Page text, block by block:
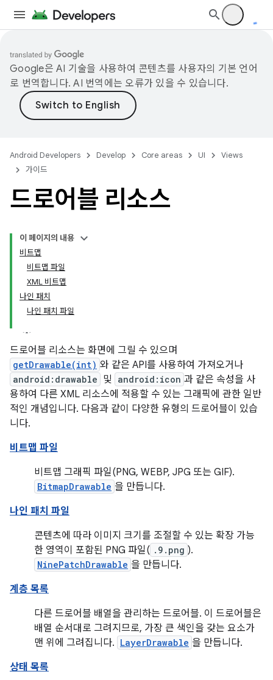
Google은 AI 기술을 사용하여 콘텐츠를 사용자의 기본 언어
로 번역합니다. AI 번역에는 오류가 있을 수 있습니다.
Android Developers Develop Core areas UI
Views
가이드
드로어블 리소스
이 페이지의 내용
비트맵
비트맵 파일
XML 비트맵
나인 패치
나인 패치 파일
드로어블 리소스는 화면에 그릴 수 있으며
getDrawable(int) 와 같은 API를 사용하여 가져오거나
android:drawable 및 android:icon 과 같은 속성을 사
용하여 다른 XML 리소스에 적용할 수 있는 그래픽에 관한 일반
적인 개념입니다. 다음과 같이 다양한 유형의 드로어블이 있습
니다.
비트맵 파일
비트맵 그래픽 파일(PNG, WEBP, JPG 또는 GIF).
BitmapDrawable 을 만듭니다.
나인 패치 파일
콘텐츠에 따라 이미지 크기를 조절할 수 있는 확장 가능
한 영역이 포함된 PNG 파일( .9.png ).
NinePatchDrawable 을 만듭니다.
계층 목록
다른 드로어블 배열을 관리하는 드로어블. 이 드로어블은
배열 순서대로 그려지므로, 가장 큰 색인을 갖는 요소가
맨 위에 그려집니다. LayerDrawable 을 만듭니다.
상태 목록